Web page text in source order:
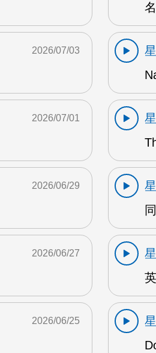
2026/07/03
2026/07/01
2026/06/29
2026/06/27
2026/06/25